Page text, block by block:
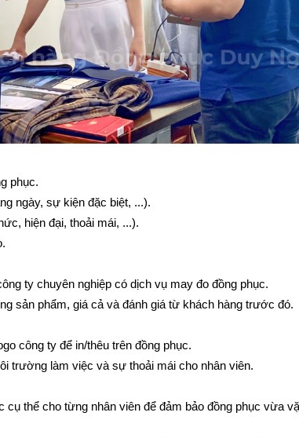
phục.
ngày, sự kiện đặc biệt, ...).
hiện đại, thoải mái, ...).
ty chuyên nghiệp có dịch vụ may đo đồng phục.
sản phẩm, giá cả và đánh giá từ khách hàng trước đó.
công ty để in/thêu trên đồng phục.
trường làm việc và sự thoải mái cho nhân viên.
thể cho từng nhân viên để đảm bảo đồng phục vừa